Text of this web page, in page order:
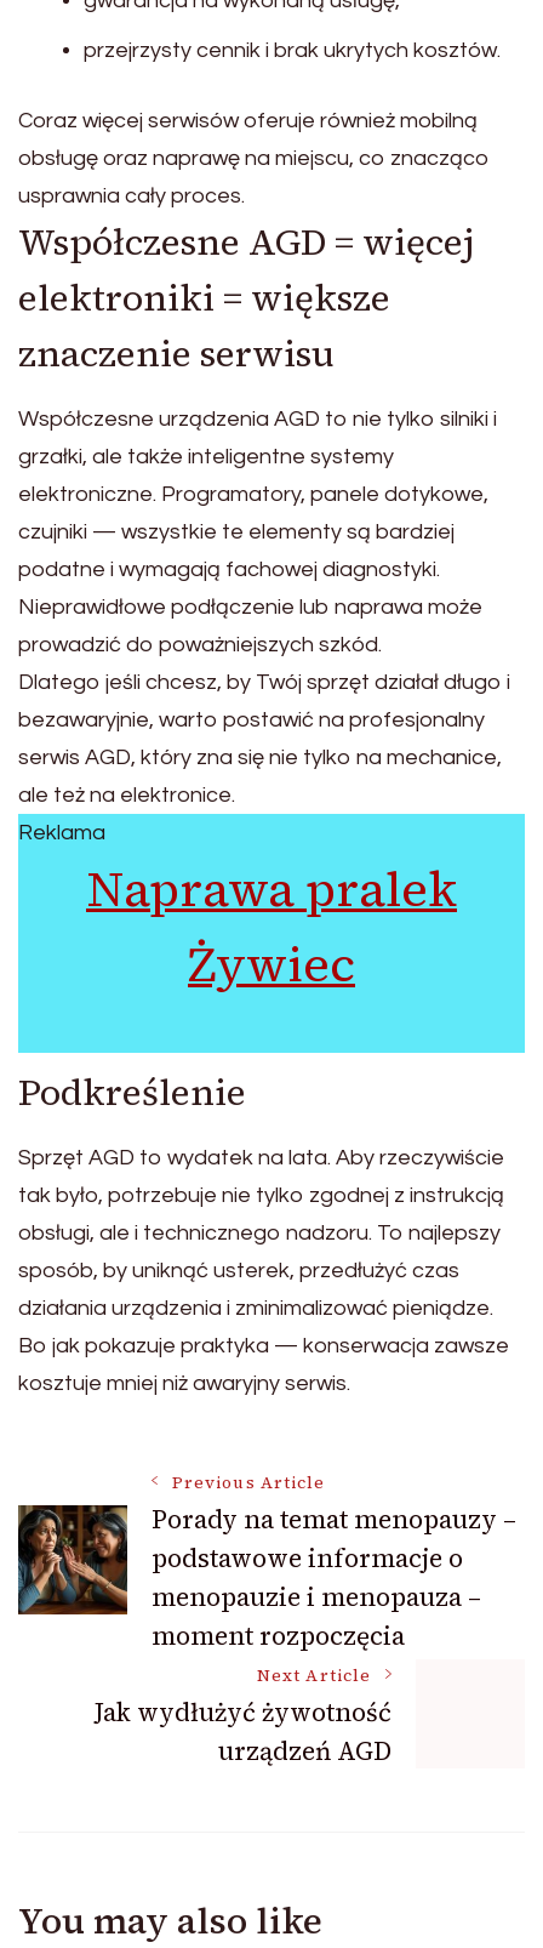
przejrzysty cennik i brak ukrytych kosztów.
Coraz więcej serwisów oferuje również mobilną
obsługę oraz naprawę na miejscu, co znacząco
usprawnia cały proces.
Współczesne AGD = więcej
elektroniki = większe
znaczenie serwisu
Współczesne urządzenia AGD to nie tylko silniki i
grzałki, ale także inteligentne systemy
elektroniczne. Programatory, panele dotykowe,
czujniki — wszystkie te elementy są bardziej
podatne i wymagają fachowej diagnostyki.
Nieprawidłowe podłączenie lub naprawa może
prowadzić do poważniejszych szkód.
Dlatego jeśli chcesz, by Twój sprzęt działał długo i
bezawaryjnie, warto postawić na profesjonalny
serwis AGD, który zna się nie tylko na mechanice,
ale też na elektronice.
Reklama
Naprawa pralek
Żywiec
Podkreślenie
Sprzęt AGD to wydatek na lata. Aby rzeczywiście
tak było, potrzebuje nie tylko zgodnej z instrukcją
obsługi, ale i technicznego nadzoru. To najlepszy
sposób, by uniknąć usterek, przedłużyć czas
działania urządzenia i zminimalizować pieniądze.
Bo jak pokazuje praktyka — konserwacja zawsze
kosztuje mniej niż awaryjny serwis.
Post
Navigation
Previous Article
Porady na temat menopauzy –
podstawowe informacje o
menopauzie i menopauza –
moment rozpoczęcia
Next Article
Jak wydłużyć żywotność
urządzeń AGD
You may also like